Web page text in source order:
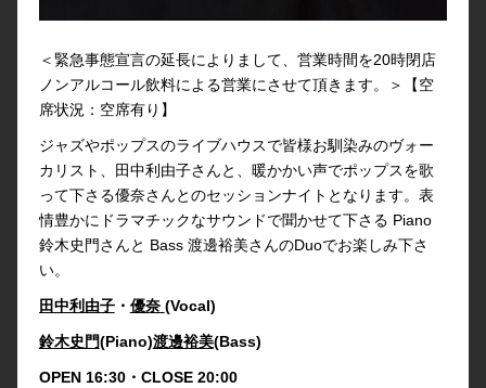
＜緊急事態宣言の延長によりまして、営業時間を20時閉店
ノンアルコール飲料による営業にさせて頂きます。＞【空
席状況：空席有り】
ジャズやポップスのライブハウスで皆様お馴染みのヴォー
カリスト、田中利由子さんと、暖かかい声でポップスを歌
って下さる優奈さんとのセッションナイトとなります。表
情豊かにドラマチックなサウンドで聞かせて下さる Piano
鈴木史門さんと Bass 渡邊裕美さんのDuoでお楽しみ下さ
い。
田中利由子・ 優奈 (Vocal)
鈴木史門(Piano)渡邊裕美(Bass)
OPEN 16:30・CLOSE 20:00